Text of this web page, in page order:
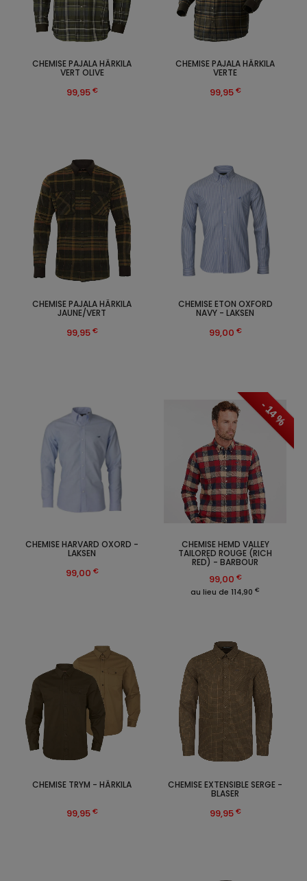
CHEMISE PAJALA HÄRKILA
VERT OLIVE
99,95 €
CHEMISE PAJALA HÄRKILA
VERTE
99,95 €
CHEMISE PAJALA HÄRKILA
JAUNE/VERT
99,95 €
CHEMISE ETON OXFORD
NAVY - LAKSEN
99,00 €
CHEMISE HARVARD OXORD -
LAKSEN
99,00 €
- 14 %
CHEMISE HEMD VALLEY
TAILORED ROUGE (RICH
RED) - BARBOUR
99,00 €
au lieu de 114,90 €
CHEMISE TRYM - HÄRKILA
99,95 €
CHEMISE EXTENSIBLE SERGE -
BLASER
99,95 €